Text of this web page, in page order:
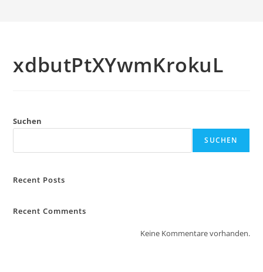
xdbutPtXYwmKrokuL
Suchen
SUCHEN
Recent Posts
Recent Comments
Keine Kommentare vorhanden.